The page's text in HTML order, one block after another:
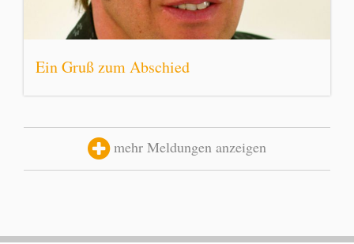
Ein Gruß zum Abschied
mehr Meldungen anzeigen